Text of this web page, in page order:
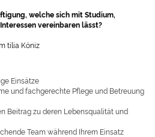
welche sich mit Studium,
vereinbaren lässt?
tilia Köniz
Einsätze
und fachgerechte Pflege und Betreuung
Beitrag zu deren Lebensqualität und
Team während Ihrem Einsatz